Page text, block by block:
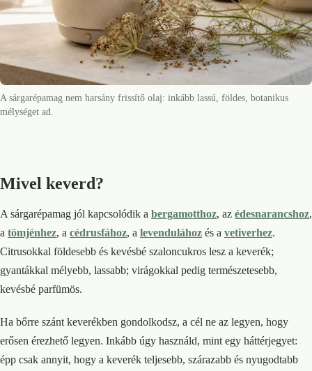
A sárgarépamag nem harsány frissítő olaj: inkább lassú, földes, botanikus
mélységet ad.
Mivel keverd?
A sárgarépamag jól kapcsolódik a bergamotthoz, az édesnarancshoz,
a tömjénhez, a cédrusfához, a levendulához és a vetiverhez.
Citrusokkal földesebb és kevésbé szaloncukros lesz a keverék;
gyantákkal mélyebb, lassabb; virágokkal pedig természetesebb,
kevésbé parfümös.
Ha bőrre szánt keverékben gondolkodsz, a cél ne az legyen, hogy
erősen érezhető legyen. Inkább úgy használd, mint egy háttérjegyet:
épp csak annyit, hogy a keverék teljesebb, szárazabb és nyugodtabb